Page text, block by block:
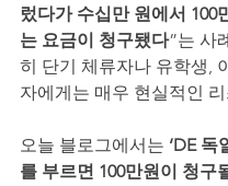
렀다가 수십만 원에서 100
는 요금이 청구됐다”는 사
히 단기 체류자나 유학생,
자에게는 매우 현실적인
오늘 블로그에서는 ‘DE 독
를 부르면 100만원이 청구